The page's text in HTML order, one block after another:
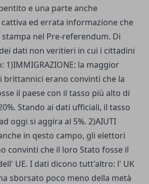
e una parte anche
ed errata informazione che
nel Pre-referendum. Di
dati non veritieri in cui i cittadini
1)IMMIGRAZIONE: la maggior
brittannici erano convinti che la
il paese con il tasso più alto di
Stando ai dati ufficiali, il tasso
oggi si aggira al 5%. 2)AIUTI
in qesto campo, gli elettori
convinti che il loro Stato fosse il
UE. I dati dicono tutt'altro: l' UK
sborsato poco meno della metà